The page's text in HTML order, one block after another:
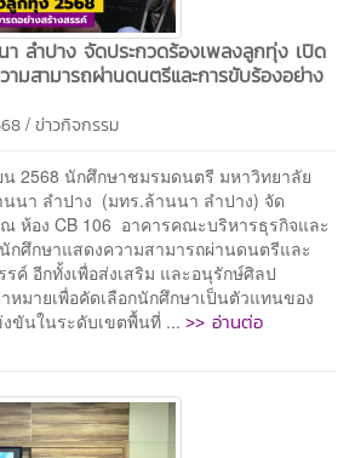
ลำปาง จัดประกวดร้องเพลงลูกทุ่ง เปิด
ามสามารถผ่านดนตรีและการขับร้องอย่าง
/ ข่าวกิจกรรม
2568 นักศึกษาชมรมดนตรี มหาวิทยาลัย
นา ลำปาง (มทร.ล้านนา ลำปาง) จัด
ห้อง CB 106 อาคารคณะบริหารธุรกิจและ
กศึกษาแสดงความสามารถผ่านดนตรีและ
รค์ อีกทั้งเพื่อส่งเสริม และอนุรักษ์ศิลป
หมายเพื่อคัดเลือกนักศึกษาเป็นตัวแทนของ
ขันในระดับเขตพื้นที่ ... >> อ่านต่อ